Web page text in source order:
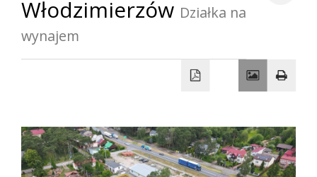
Włodzimierzów Działka na
wynajem